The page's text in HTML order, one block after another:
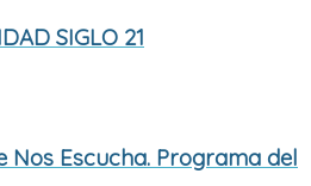
SIGLO 21
Nos Escucha. Programa del